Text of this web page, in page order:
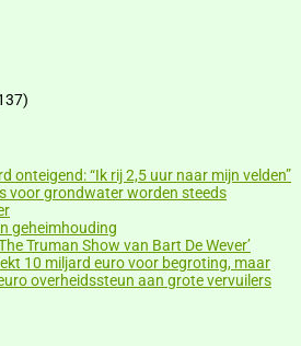
onteigend: “Ik rij 2,5 uur naar mijn velden”
voor grondwater worden steeds
geheimhouding
Truman Show van Bart De Wever’
10 miljard euro voor begroting, maar
overheidssteun aan grote vervuilers